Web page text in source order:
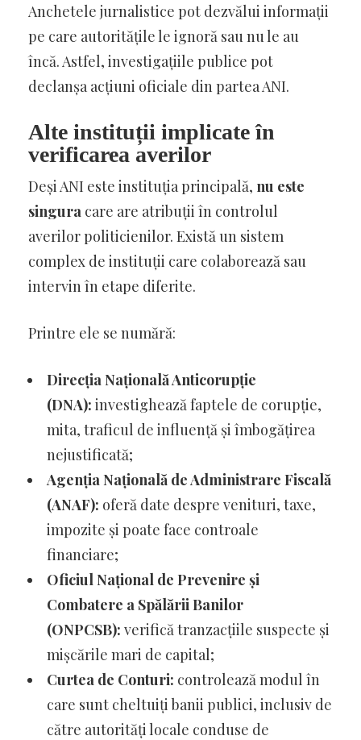
Anchetele jurnalistice pot dezvălui informații
pe care autoritățile le ignoră sau nu le au
încă. Astfel, investigațiile publice pot
declanșa acțiuni oficiale din partea ANI.
Alte instituții implicate în
verificarea averilor
Deși ANI este instituția principală, nu este
singura care are atribuții în controlul
averilor politicienilor. Există un sistem
complex de instituții care colaborează sau
intervin în etape diferite.
Printre ele se numără:
Direcția Națională Anticorupție
(DNA): investighează faptele de corupție,
mita, traficul de influență și îmbogățirea
nejustificată;
Agenția Națională de Administrare Fiscală
(ANAF): oferă date despre venituri, taxe,
impozite și poate face controale
financiare;
Oficiul Național de Prevenire și
Combatere a Spălării Banilor
(ONPCSB): verifică tranzacțiile suspecte și
mișcările mari de capital;
Curtea de Conturi: controlează modul în
care sunt cheltuiți banii publici, inclusiv de
către autorități locale conduse de